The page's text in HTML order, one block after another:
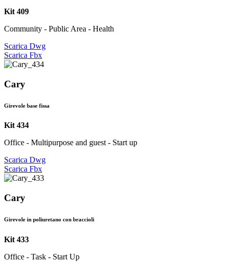
Kit 409
Community - Public Area - Health
Scarica Dwg
Scarica Fbx
Cary
Girevole base fissa
Kit 434
Office - Multipurpose and guest - Start up
Scarica Dwg
Scarica Fbx
Cary
Girevole in poliuretano con braccioli
Kit 433
Office - Task - Start Up